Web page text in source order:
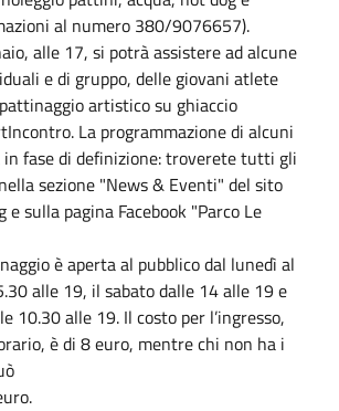
al numero 380/9076657).
alle 17, si potrà assistere ad alcune
e di gruppo, delle giovani atlete
artistico su ghiaccio
La programmazione di alcuni
fase di definizione: troverete tutti gli
sezione "News & Eventi" del sito
e sulla pagina Facebook "Parco Le
è aperta al pubblico dal lunedì al
alle 19, il sabato dalle 14 alle 19 e
10.30 alle 19. Il costo per l’ingresso,
è di 8 euro, mentre chi non ha i